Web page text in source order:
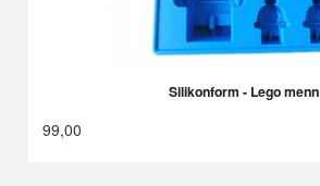
Silikonform - Lego menn
99,00